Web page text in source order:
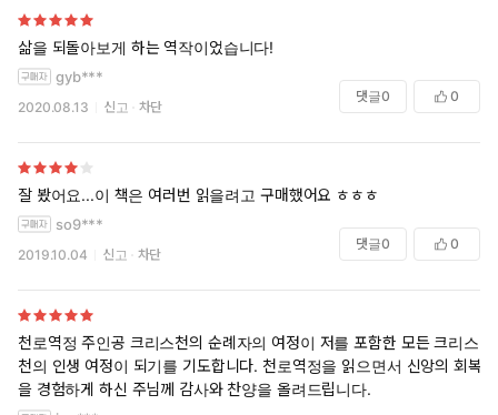
세계에서 가장 널리 알려진 대표적인 기독교문학 『천로역정』(완
역판)을 크리스챤다이제스트에서 14년 만에 개정하여 3판을 출간
했다. 『천로역정』은 본래 존 번연이 1678년 「1부: 크리스천의
순례」를 출간하고, 이후 1684년 「2부: 크리스티아나(크리스천
의 바쁜 일상을 살아가는 현대인을 위한 축약판(2부 생략 등)도 시
중에 나와있으나 『천로역정』은 어느 것도 뺄 수 없는 가치 있는
금덩어리와 같다.
이 작품은 크리스천이라고 하는 한 남자가 성경을 읽고서 자기의 죄
서 길을 가는 도중 통과하는 갖가지 난관이나 방해자들은 모두 성경
적 알레고리, 은유 그리고 상징(symbol)을 사용하여 묘사하였다.
이 작품의 두드러진 특징은 『천로역정』이 기독교인의 참된 삶을
표현한 알레고리라는 점일 것이다. 『천로역정』을 읽을 때 성경을
삶을 되돌아보게 하는 역작이었습니다!
gyb***
2020.08.13 신고 차단
댓글0 0
잘 봤어요...이 책은 여러번 읽을려고 구매했어요 ㅎㅎㅎ
so9***
2019.10.04 신고 차단
댓글0 0
천로역정 주인공 크리스천의 순례자의 여정이 저를 포함한 모든 크리스
천의 인생 여정이 되기를 기도합니다. 천로역정을 읽으면서 신앙의 회복
을 경험하게 하신 주님께 감사와 찬양을 올려드립니다.